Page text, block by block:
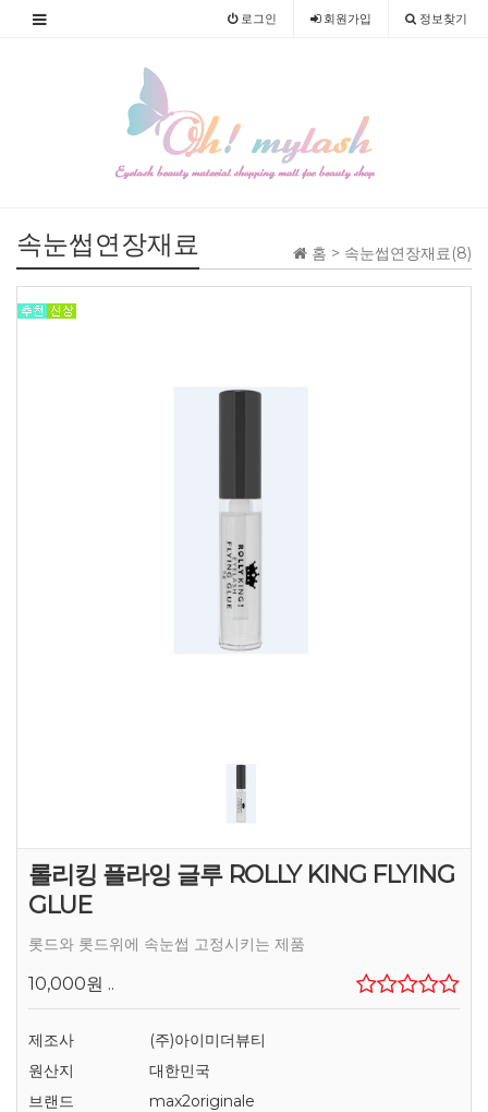
로그인 회원가입 정보찾기
홈 > 속눈썹연장재료(8)
속눈썹연장재료
롤리킹 플라잉 글루 ROLLY KING FLYING
GLUE
롯드와 롯드위에 속눈썹 고정시키는 제품
10,000원 ..
제조사
(주)아이미더뷰티
원산지
대한민국
브랜드
max2originale